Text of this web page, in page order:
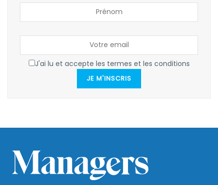
J'ai lu et accepte les termes et les conditions
JE M'INSCRIS